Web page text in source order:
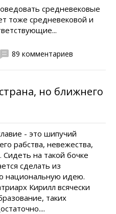
средневековые
тоже средневековой и
89 комментариев
но ближнего
- это шипучий
рабства, невежества,
на такой бочке
сделать из
национальную идею.
Кирилл всячески
таких